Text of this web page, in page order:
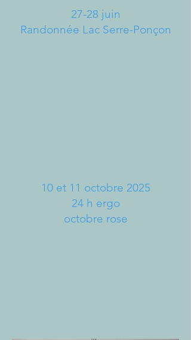
27-28 juin
Randonnée Lac Serre-Ponçon
10 et 11 octobre 2025
24 h ergo
octobre rose